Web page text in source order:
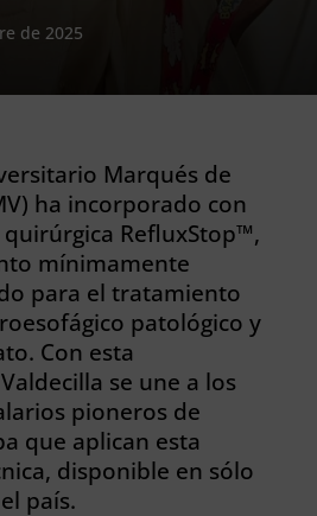
de 2025
Marqués de
ha incorporado con
RefluxStop™,
mínimamente
para el tratamiento
patológico y
Con esta
se une a los
pioneros de
que aplican esta
disponible en sólo
país.